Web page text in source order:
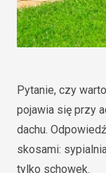
Pytanie, czy
pojawia się przy
dachu.
skosami:
tylko schowek.